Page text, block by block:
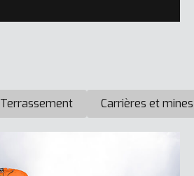
Terrassement Carrières et mines